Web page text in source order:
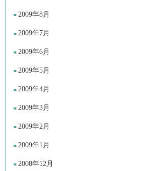
2009年8月
2009年7月
2009年6月
2009年5月
2009年4月
2009年3月
2009年2月
2009年1月
2008年12月